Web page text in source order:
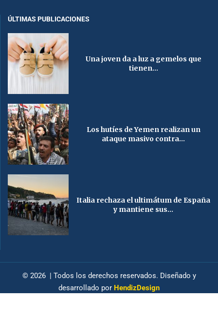
ÚLTIMAS PUBLICACIONES
Una joven da a luz a gemelos que
tienen...
Los hutíes de Yemen realizan un
ataque masivo contra...
Italia rechaza el ultimátum de España
y mantiene sus...
© 2026 | Todos los derechos reservados. Diseñado y
desarrollado por HendizDesign